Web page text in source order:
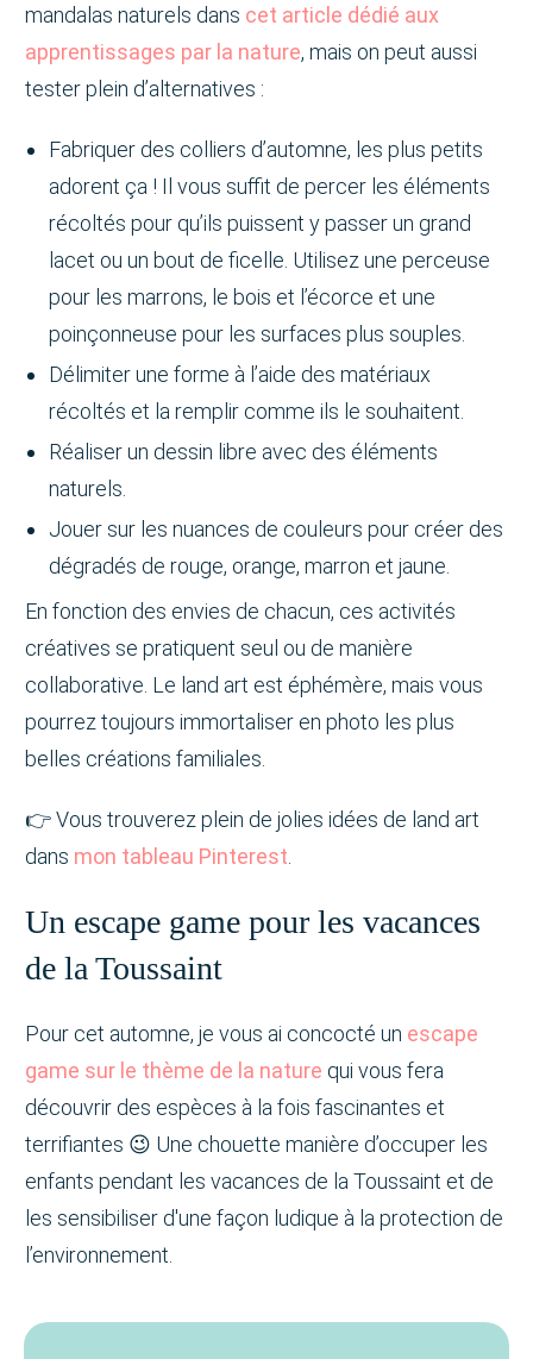
mandalas naturels dans cet article dédié aux
apprentissages par la nature, mais on peut aussi
tester plein d’alternatives :
Fabriquer des colliers d’automne, les plus petits
adorent ça ! Il vous suffit de percer les éléments
récoltés pour qu’ils puissent y passer un grand
lacet ou un bout de ficelle. Utilisez une perceuse
pour les marrons, le bois et l’écorce et une
poinçonneuse pour les surfaces plus souples.
Délimiter une forme à l’aide des matériaux
récoltés et la remplir comme ils le souhaitent.
Réaliser un dessin libre avec des éléments
naturels.
Jouer sur les nuances de couleurs pour créer des
dégradés de rouge, orange, marron et jaune.
En fonction des envies de chacun, ces activités
créatives se pratiquent seul ou de manière
collaborative. Le land art est éphémère, mais vous
pourrez toujours immortaliser en photo les plus
belles créations familiales.
👉 Vous trouverez plein de jolies idées de land art
dans mon tableau Pinterest
Un escape game pour les vacances
de la Toussaint
Pour cet automne, je vous ai concocté un escape
game sur le thème de la nature qui vous fera
découvrir des espèces à la fois fascinantes et
terrifiantes 😉 Une chouette manière d’occuper les
enfants pendant les vacances de la Toussaint et de
les sensibiliser d'une façon ludique à la protection de
l’environnement.